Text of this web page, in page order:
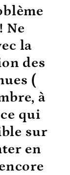
Ne
la
des
(
à
qui
sur
en